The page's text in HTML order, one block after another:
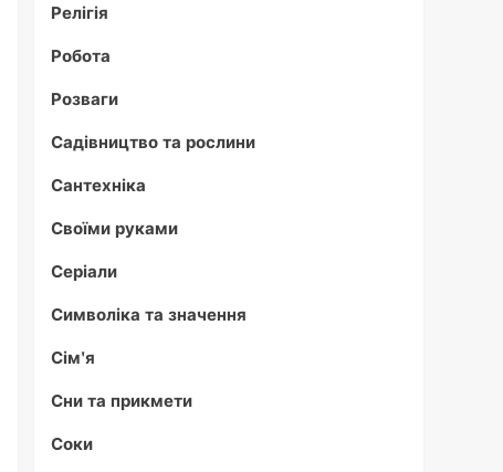
Релігія
Робота
Розваги
Садівництво та рослини
Сантехніка
Своїми руками
Серіали
Символіка та значення
Сім'я
Сни та прикмети
Соки